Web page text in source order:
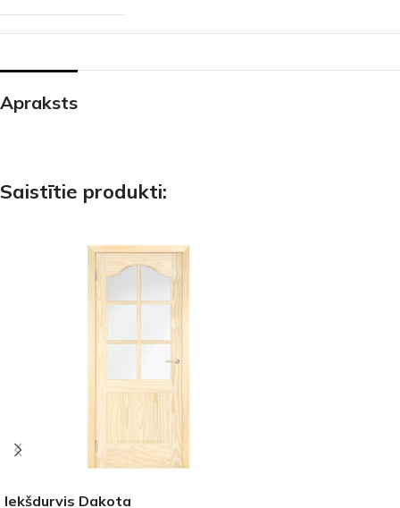
Apraksts
Saistītie produkti:
Iekšdurvis Dakota